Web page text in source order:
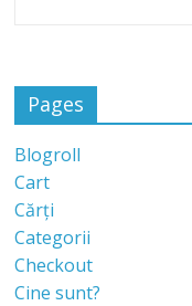
Pages
Blogroll
Cart
Cărți
Categorii
Checkout
Cine sunt?